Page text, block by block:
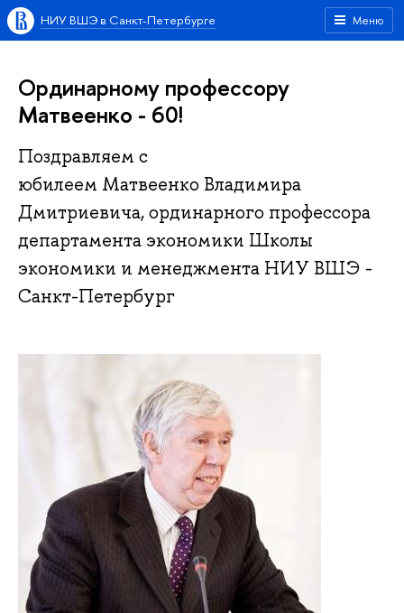
Меню
НИУ ВШЭ в Санкт-Петербурге
Ординарному профессору
Матвеенко - 60!
Поздравляем с
юбилеем Матвеенко Владимира
Дмитриевича, ординарного профессора
департамента экономики Школы
экономики и менеджмента НИУ ВШЭ -
Санкт-Петербург